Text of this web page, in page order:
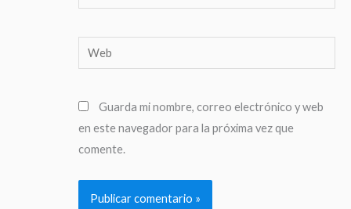
electrónico*
Web
Guarda mi nombre, correo electrónico y web
en este navegador para la próxima vez que
comente.